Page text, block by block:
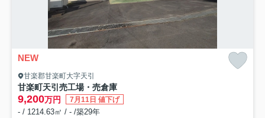
NEW
甘楽郡甘楽町大字天引
甘楽町天引売工場・売倉庫
9,200万円 7月11日 値下げ
- / 1214.63㎡ / - /築29年